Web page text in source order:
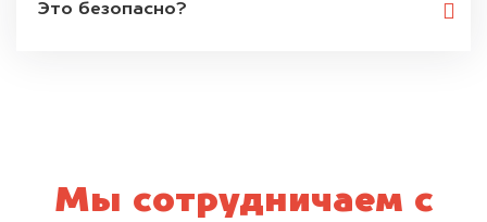
Это безопасно?
Мы сотрудничаем с